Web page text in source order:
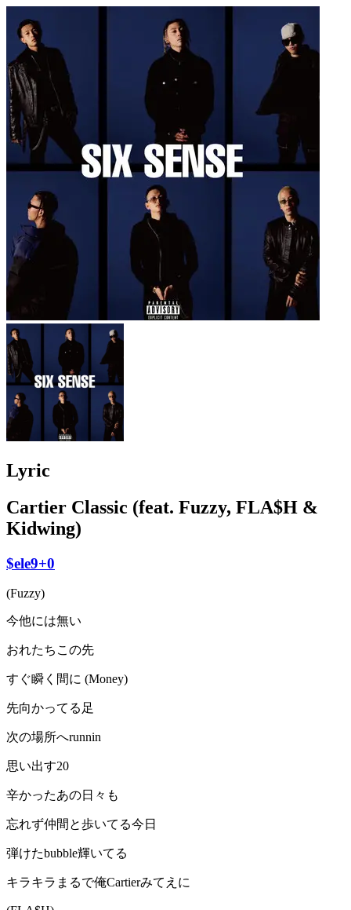
Lyric
Cartier Classic (feat. Fuzzy, FLA$H &
Kidwing)
$ele9+0
(Fuzzy)
今他には無い
おれたちこの先
すぐ瞬く間に (Money)
先向かってる足
次の場所へrunnin
思い出す20
辛かったあの日々も
忘れず仲間と歩いてる今日
弾けたbubble輝いてる
キラキラまるで俺Cartierみてえに